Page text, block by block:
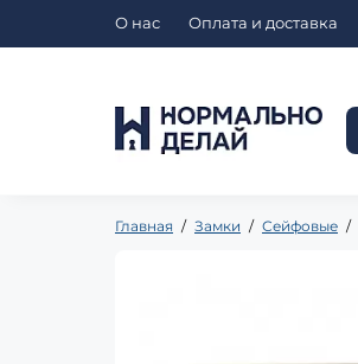
О нас Оплата и доставка
Главная Замки Сейфовые